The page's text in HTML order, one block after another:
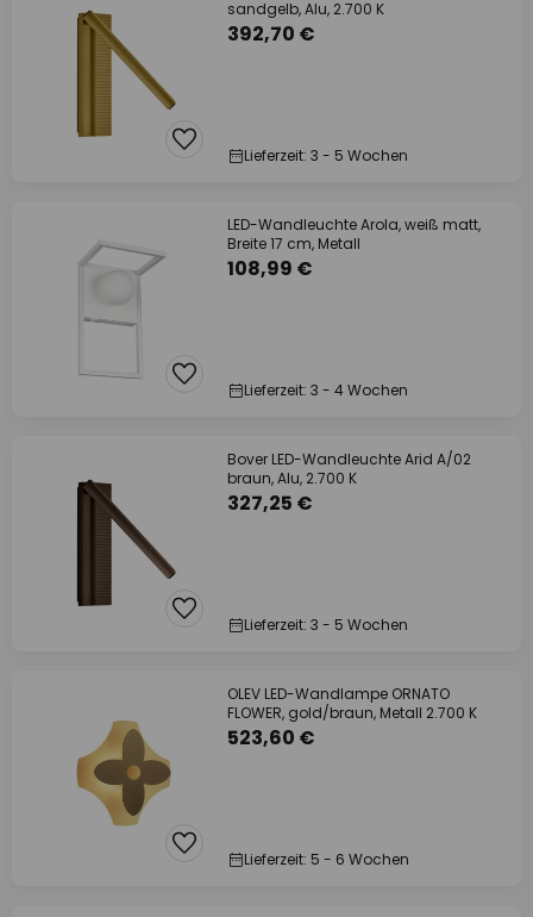
sandgelb, Alu, 2.700 K
392,70 €
Lieferzeit: 3 - 5 Wochen
LED-Wandleuchte Arola, weiß matt,
Breite 17 cm, Metall
108,99 €
Lieferzeit: 3 - 4 Wochen
Bover LED-Wandleuchte Arid A/02
braun, Alu, 2.700 K
327,25 €
Lieferzeit: 3 - 5 Wochen
OLEV LED-Wandlampe ORNATO
FLOWER, gold/braun, Metall 2.700 K
523,60 €
Lieferzeit: 5 - 6 Wochen